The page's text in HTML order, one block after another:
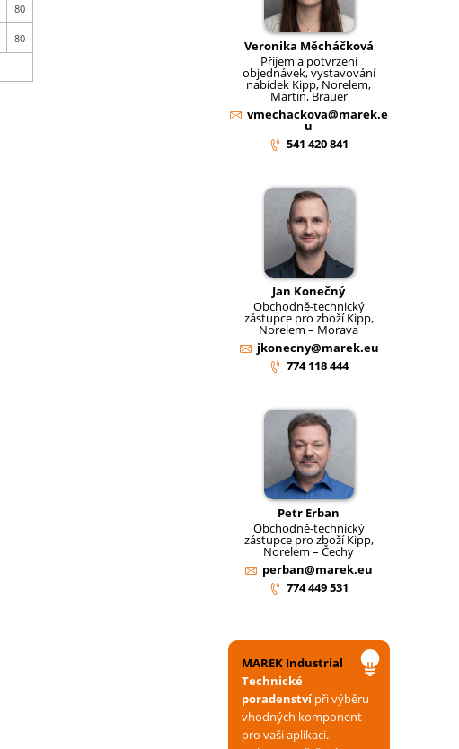
80
80
Veronika Měcháčková
Příjem a potvrzení
objednávek, vystavování
nabídek Kipp, Norelem,
Martin, Brauer
vmechackova@marek.e
u
541 420 841
Jan Konečný
Obchodně-technický
zástupce pro zboží Kipp,
Norelem – Morava
jkonecny@marek.eu
774 118 444
Petr Erban
Obchodně-technický
zástupce pro zboží Kipp,
Norelem – Čechy
perban@marek.eu
774 449 531
MAREK Industrial
Technické
poradenstvípři výběru
vhodných komponent
pro vaši aplikaci.